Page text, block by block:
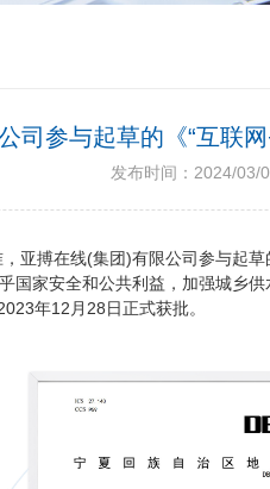
司参与起草的《“互联
发布时间：2024/03/
亚搏在线(集团)有限公司参与起
家安全和公共利益，加强城乡
年12月28日正式获批。